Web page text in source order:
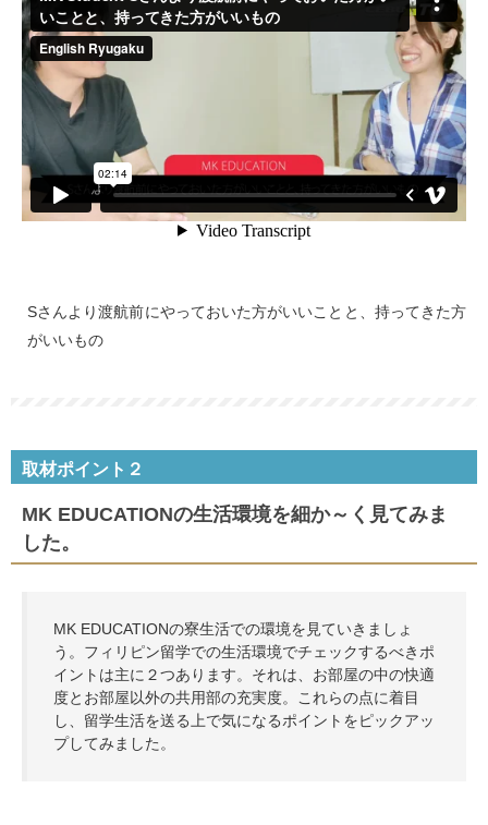
Sさんより渡航前にやっておいた方がいいことと、持ってきた方
がいいもの
取材ポイント２
MK EDUCATIONの生活環境を細か～く見てみま
した。
MK EDUCATIONの寮生活での環境を見ていきましょ
う。フィリピン留学での生活環境でチェックするべきポ
イントは主に２つあります。それは、お部屋の中の快適
度とお部屋以外の共用部の充実度。これらの点に着目
し、留学生活を送る上で気になるポイントをピックアッ
プしてみました。